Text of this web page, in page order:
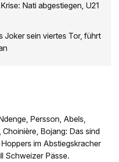
Nati abgestiegen, U21
Joker sein viertes Tor, führt
Persson, Abels,
Bojang: Das sind
im Abstiegskracher
Schweizer Pässe.